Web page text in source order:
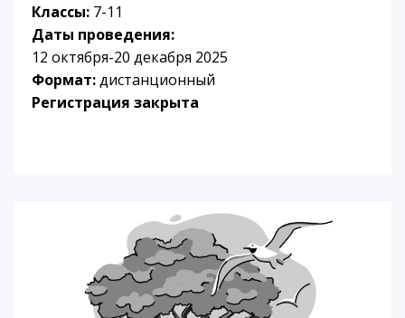
Классы: 7-11
Даты проведения:
12 октября-20 декабря 2025
Формат:дистанционный
Регистрация закрыта